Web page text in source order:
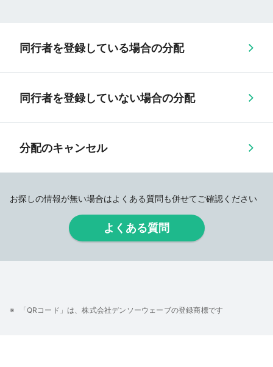
同行者を登録している場合の分配
同行者を登録していない場合の分配
分配のキャンセル
お探しの情報が無い場合はよくある質問も併せてご確認ください
よくある質問
「QRコード」は、株式会社デンソーウェーブの登録商標です